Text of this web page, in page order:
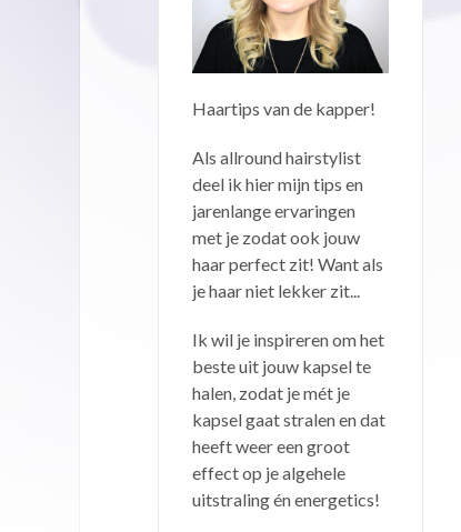
Haartips van de kapper!
Als allround hairstylist
deel ik hier mijn tips en
jarenlange ervaringen
met je zodat ook jouw
haar perfect zit! Want als
je haar niet lekker zit...
Ik wil je inspireren om het
beste uit jouw kapsel te
halen, zodat je mét je
kapsel gaat stralen en dat
heeft weer een groot
effect op je algehele
uitstraling én energetics!